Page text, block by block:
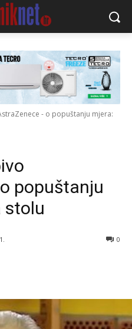
- o popuštanju mjera:
popuštanju
stolu
0